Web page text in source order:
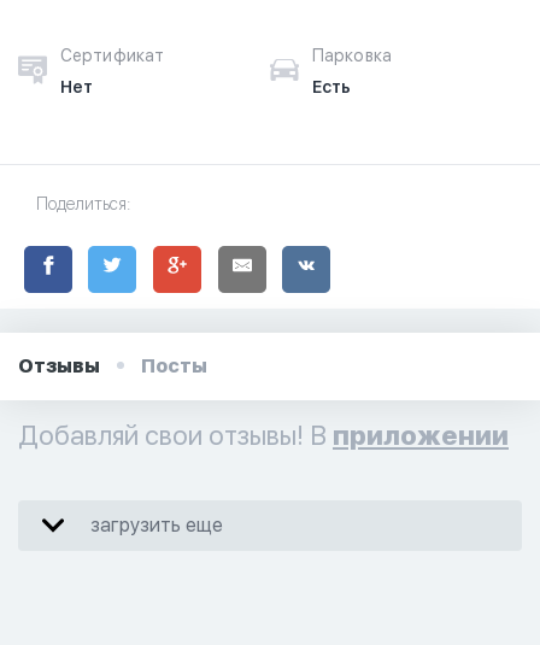
Сертификат
Нет
Парковка
Есть
Поделиться:
Отзывы Посты
Добавляй свои отзывы! В приложении
загрузить еще